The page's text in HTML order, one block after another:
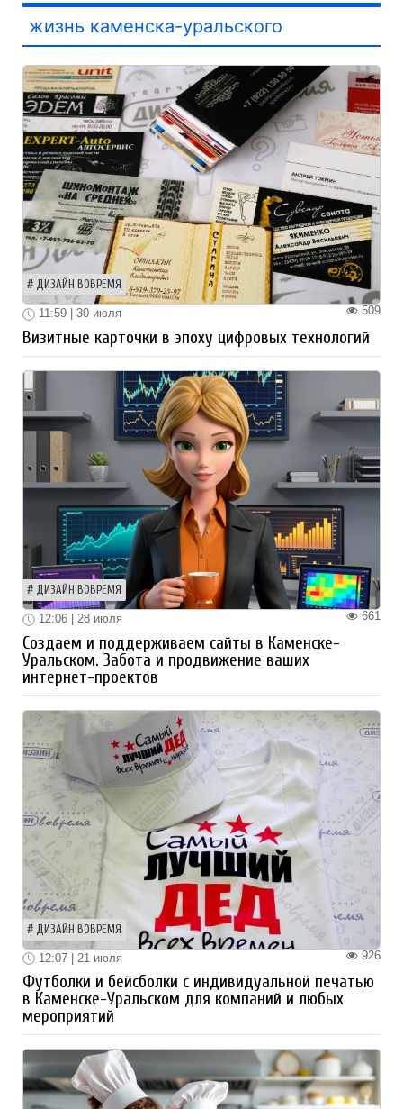
жизнь каменска-уральского
ДИЗАЙН ВОВРЕМЯ
509
11:59 | 30 июля
Визитные карточки в эпоху цифровых технологий
ДИЗАЙН ВОВРЕМЯ
661
12:06 | 28 июля
Создаем и поддерживаем сайты в Каменске-
Уральском. Забота и продвижение ваших
интернет-проектов
ДИЗАЙН ВОВРЕМЯ
926
12:07 | 21 июля
Футболки и бейсболки с индивидуальной печатью
в Каменске-Уральском для компаний и любых
мероприятий